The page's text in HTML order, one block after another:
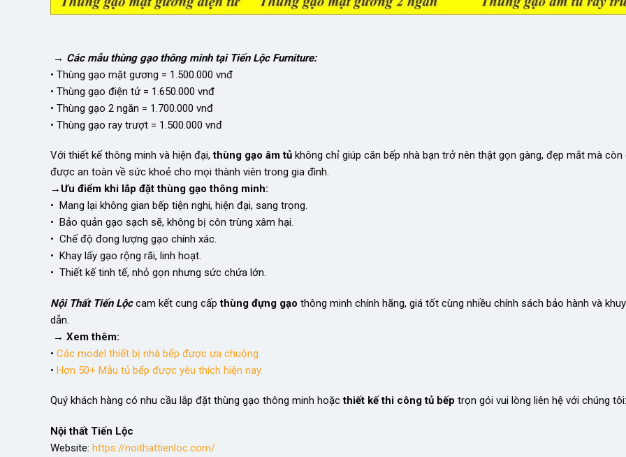
→ Các mẫu thùng gạo thông minh tại Tiến Lộc Furniture:
• Thùng gạo mặt gương = 1.500.000 vnđ
• Thùng gạo điện tử = 1.650.000 vnđ
• Thùng gạo 2 ngăn = 1.700.000 vnđ
• Thùng gạo ray trượt = 1.500.000 vnđ
Với thiết kế thông minh và hiện đại,thùng gạo âm tủ không chỉ giúp căn bếp nhà bạn trở nên thật gọn gàng, đẹp mắt mà
được an toàn về sức khoẻ cho mọi thành viên trong gia đình.
→Ưu điểm khi lắp đặt thùng gạo thông minh:
• Mang lại không gian bếp tiện nghi, hiện đại, sang trọng.
• Bảo quản gạo sạch sẽ, không bị côn trùng xâm hại.
• Chế độ đong lượng gạo chính xác.
• Khay lấy gạo rộng rãi, linh hoạt.
• Thiết kế tinh tế, nhỏ gọn nhưng sức chứa lớn.
Nội Thất Tiến Lộccam kết cung cấpthùng đựng gạo thông minh chính hãng, giá tốt cùng nhiều chính sách bảo hành và
dẫn.
→ Xem thêm:
• Các model thiết bị nhà bếp được ưa chuộng.
• Hơn 50+ Mẫu tủ bếp được yêu thích hiện nay.
Quý khách hàng có nhu cầu lắp đặt thùng gạo thông minh hoặcthiết kế thi công tủ bếp trọn gói vui lòng liên hệ với chúng tôi:
Nội thất Tiến Lộc
Website: https://noithattienloc.com/